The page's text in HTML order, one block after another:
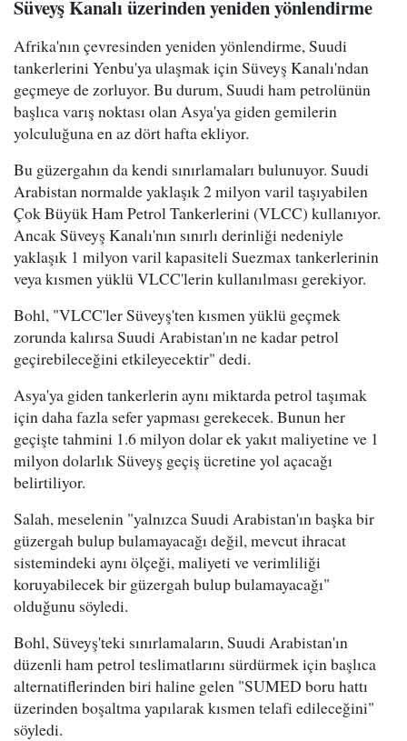
Süveyş Kanalı üzerinden yeniden yönlendirme
Afrika'nın çevresinden yeniden yönlendirme, Suudi
tankerlerini Yenbu'ya ulaşmak için Süveyş Kanalı'ndan
geçmeye de zorluyor. Bu durum, Suudi ham petrolünün
başlıca varış noktası olan Asya'ya giden gemilerin
yolculuğuna en az dört hafta ekliyor.
Bu güzergahın da kendi sınırlamaları bulunuyor. Suudi
Arabistan normalde yaklaşık 2 milyon varil taşıyabilen
Çok Büyük Ham Petrol Tankerlerini (VLCC) kullanıyor.
Ancak Süveyş Kanalı'nın sınırlı derinliği nedeniyle
yaklaşık 1 milyon varil kapasiteli Suezmax tankerlerinin
veya kısmen yüklü VLCC'lerin kullanılması gerekiyor.
Bohl, "VLCC'ler Süveyş'ten kısmen yüklü geçmek
zorunda kalırsa Suudi Arabistan'ın ne kadar petrol
geçirebileceğini etkileyecektir" dedi.
Asya'ya giden tankerlerin aynı miktarda petrol taşımak
için daha fazla sefer yapması gerekecek. Bunun her
geçişte tahmini 1.6 milyon dolar ek yakıt maliyetine ve 1
milyon dolarlık Süveyş geçiş ücretine yol açacağı
belirtiliyor.
Salah, meselenin "yalnızca Suudi Arabistan'ın başka bir
güzergah bulup bulamayacağı değil, mevcut ihracat
sistemindeki aynı ölçeği, maliyeti ve verimliliği
koruyabilecek bir güzergah bulup bulamayacağı"
olduğunu söyledi.
Bohl, Süveyş'teki sınırlamaların, Suudi Arabistan'ın
düzenli ham petrol teslimatlarını sürdürmek için başlıca
alternatiflerinden biri haline gelen "SUMED boru hattı
üzerinden boşaltma yapılarak kısmen telafi edileceğini"
söyledi.